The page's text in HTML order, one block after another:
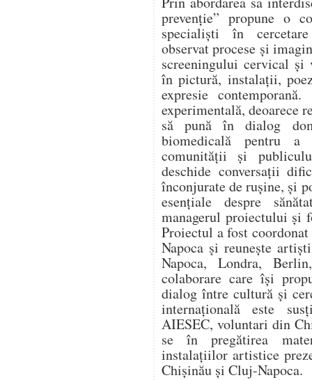
prevenție” propune o
specialiști în
observat procese și
screeningului cervical și
în pictură, instalații,
expresie
experimentală, deoarece
să pună în dialog
biomedicală pentru a
comunității și
deschide conversații
înconjurate de rușine, și
esențiale despre
managerul proiectului și
Proiectul a fost
Napoca și reunește
Napoca, Londra,
colaborare care își
dialog între cultură și
internațională este
AIESEC, voluntari din
se în pregătirea
instalațiilor artistice
Chișinău și Cluj-Napoca.